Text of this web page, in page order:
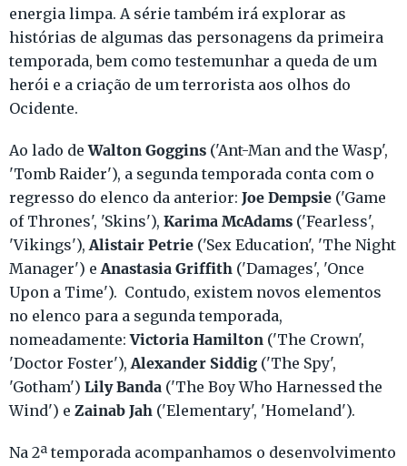
energia limpa. A série também irá explorar as
histórias de algumas das personagens da primeira
temporada, bem como testemunhar a queda de um
herói e a criação de um terrorista aos olhos do
Ocidente.
Ao lado deWalton Goggins ('Ant-Man and the Wasp',
'Tomb Raider'), a segunda temporada conta com o
regresso do elenco da anterior: Joe Dempsie ('Game
of Thrones', 'Skins'), Karima McAdams ('Fearless',
'Vikings'),Alistair Petrie ('Sex Education', 'The Night
Manager') eAnastasia Griffith ('Damages', 'Once
Upon a Time'). Contudo, existem novos elementos
no elenco para a segunda temporada,
nomeadamente:Victoria Hamilton ('The Crown',
'Doctor Foster'),Alexander Siddig ('The Spy',
'Gotham') Lily Banda ('The Boy Who Harnessed the
Wind') e Zainab Jah ('Elementary', 'Homeland').
Na 2ª temporada acompanhamos o desenvolvimento